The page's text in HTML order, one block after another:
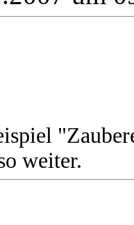
weiter.